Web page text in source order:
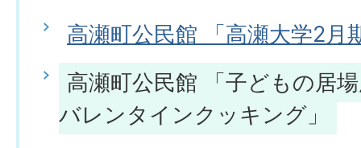
高瀬町公民館 「高瀬大学2月
高瀬町公民館 「子どもの居
バレンタインクッキング」